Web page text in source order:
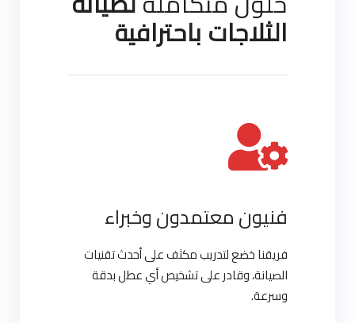
الثلاجات باحترافية
فنيون معتمدون وخبراء
فريقنا خضع لتدريب مكثف على أحدث تقنيات
الصيانة، وقادر على تشخيص أي عطل بدقة
وسرعة.